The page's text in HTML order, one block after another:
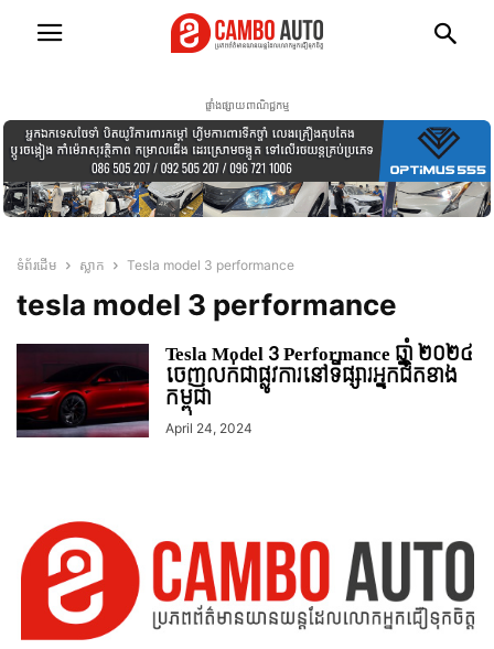
ផ្ទាំងផ្សាយពាណិជ្ជកម្ម
ទំព័រដើម ស្លាក Tesla model 3 performance
tesla model 3 performance
Tesla Model 3 Performance ឆ្នាំ ២០២៤
ចេញលក់ជាផ្លូវការនៅទីផ្សារអ្នកជិតខាង
កម្ពុជា
April 24, 2024